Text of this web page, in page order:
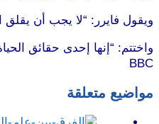
ويقول فايرر: “لا يجب أن يقلق
واختتم: “إنها إحدى حقائق
BBC
مواضيع متعلقة